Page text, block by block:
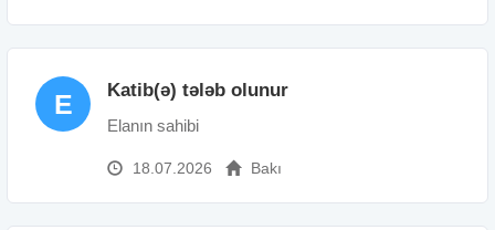
E Katib(ə) tələb olunur
Elanın sahibi
18.07.2026 Bakı